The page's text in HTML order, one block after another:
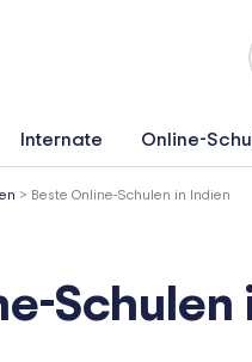
Internate Online-
> Beste Online-Schulen in Indien
Schulen